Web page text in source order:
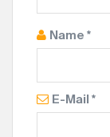
Name *
E-Mail *